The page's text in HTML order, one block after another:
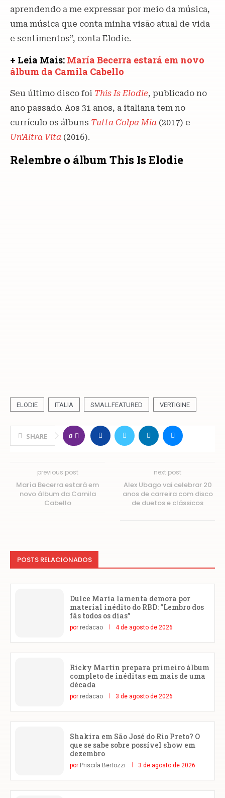
aprendendo a me expressar por meio da música,
uma música que conta minha visão atual de vida
e sentimentos”, conta Elodie.
+ Leia Mais: María Becerra estará em novo
álbum da Camila Cabello
Seu último disco foi This Is Elodie, publicado no
ano passado. Aos 31 anos, a italiana tem no
currículo os álbuns Tutta Colpa Mia (2017) e
Un’Altra Vita (2016).
Relembre o álbum This Is Elodie
ELODIE ITALIA SMALLFEATURED VERTIGINE
SHARE 0
previous post
María Becerra estará em
novo álbum da Camila
Cabello
next post
Alex Ubago vai celebrar 20
anos de carreira com disco
de duetos e clássicos
POSTS RELACIONADOS
Dulce María lamenta demora por
material inédito do RBD: “Lembro dos
fãs todos os dias”
por redacao 4 de agosto de 2026
Ricky Martin prepara primeiro álbum
completo de inéditas em mais de uma
década
por redacao 3 de agosto de 2026
Shakira em São José do Rio Preto? O
que se sabe sobre possível show em
dezembro
por Priscila Bertozzi 3 de agosto de 2026